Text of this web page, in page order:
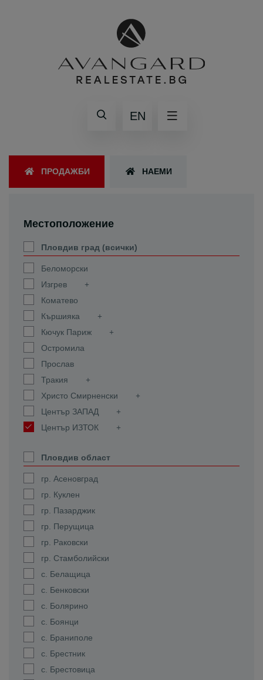
EN
ПРОДАЖБИ НАЕМИ
Местоположение
Пловдив град (всички)
Беломорски
Изгрев
Коматево
Кършияка
Кючук Париж
Остромила
Прослав
Тракия
Христо Смирненски
Център ЗАПАД
Център ИЗТОК
Пловдив област
гр. Асеновград
гр. Куклен
гр. Пазарджик
гр. Перущица
гр. Раковски
гр. Стамболийски
с. Белащица
с. Бенковски
с. Болярино
с. Боянци
с. Браниполе
с. Брестник
с. Брестовица